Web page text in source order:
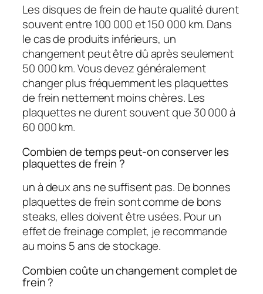
Les disques de frein de haute qualité durent
souvent entre 100 000 et 150 000 km. Dans
le cas de produits inférieurs, un
changement peut être dû après seulement
50 000 km. Vous devez généralement
changer plus fréquemment les plaquettes
de frein nettement moins chères. Les
plaquettes ne durent souvent que 30 000 à
60 000 km.
Combien de temps peut-on conserver les
plaquettes de frein ?
un à deux ans ne suffisent pas. De bonnes
plaquettes de frein sont comme de bons
steaks, elles doivent être usées. Pour un
effet de freinage complet, je recommande
au moins 5 ans de stockage.
Combien coûte un changement complet de
frein ?